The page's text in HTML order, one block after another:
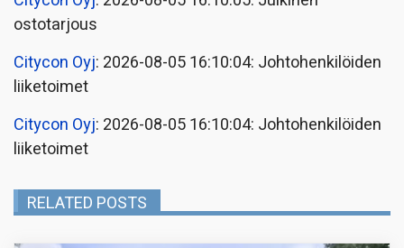
ostotarjous
Citycon Oyj: 2026-08-05 16:10:04: Johtohenkilöiden
liiketoimet
Citycon Oyj: 2026-08-05 16:10:04: Johtohenkilöiden
liiketoimet
RELATED POSTS